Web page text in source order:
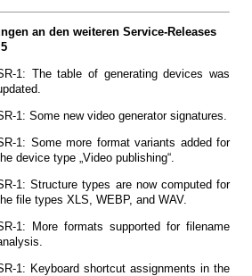
an den weiteren Service-Releases
1: The table of generating devices was
1: Some new video generator signatures.
1: Some more format variants added for
device type „Video publishing“.
1: Structure types are now computed for
file types XLS, WEBP, and WAV.
1: More formats supported for filename
1: Keyboard shortcut assignments in the